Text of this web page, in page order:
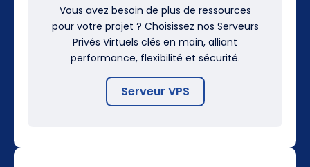
Vous avez besoin de plus de ressources
pour votre projet ? Choisissez nos Serveurs
Privés Virtuels clés en main, alliant
performance, flexibilité et sécurité.
Serveur VPS